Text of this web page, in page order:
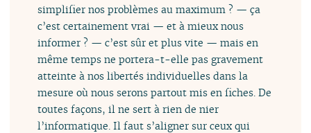
simplifier nos problèmes au maximum ? — ça
c’est certainement vrai — et à mieux nous
informer ? — c’est sûr et plus vite — mais en
même temps ne portera-t-elle pas gravement
atteinte à nos libertés individuelles dans la
mesure où nous serons partout mis en fiches. De
toutes façons, il ne sert à rien de nier
l’informatique. Il faut s’aligner sur ceux qui